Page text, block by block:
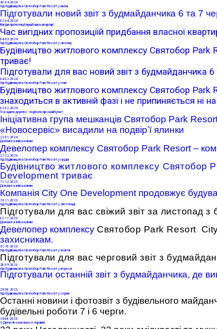
30.04.2024
Хід будівництва Святобор Park Resort у квітні
Підготували новий звіт з будмайданчика 6 та 7
02.04.2024
Вигідні пропозиції придбання квартир!
Час вигідних пропозиціїй придбання власної
04.03.2024
Хід будівництва Святобор Park Resort у лютому
Будівництво житлового комплексу Святобор Park
триває!
Підготували для вас новий звіт з будмайданчика
04.02.2024
Хід будівництва Святобор Park Resort у січні
Будівництво житлового комплексу Святобор Park
знаходиться в активній фазі і не припиняється ні
02.02.2024
Посадити дерево - подбати про майбутнє!
Ініціативна група мешканців Святобор Park
«Новосервіс» висадили на подвірʼї ялинки
22.01.2024
Допомога військовим
Девелопер комплексу Святобор Park Resort –
27.12.2023
Хід будівництва Святобор Park Resort у грудні
Будівництвожитлового комплексу Святобор
Development триває
11 .12.2023
Допомога військовим
Компанія City One Development продовжує
29.11.2023
Хід будівництва Святобор Park Resort у листопаді
Підготували для вас свіжий звіт за листопад
02.11.2023
Допомога військовим
Девелопер комплексу Святобор Park Resort-
захисникам.
31 .10.2023
Хід будівництва Святобор Park Resort у жовтні
Підготували для вас черговий звіт з
28.09.2023
Хід будівництва Святобор Park Resort у вересні
Підготували останній звіт з будмайданчика, де
29.08.2023
Хід будівництва Святобор Park Resort у серпні
Останні новини і фотозвіт з будівельного
будівельні роботи 7 і 6 черги.
24.08.2023
З Днем Незалежності України!